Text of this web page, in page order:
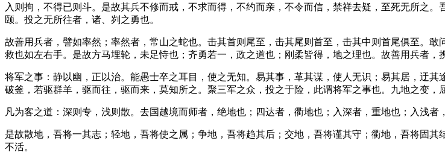
入则拘，不得已则斗。是故其兵不修而戒，不求而得，不约而亲，不令而信，禁祥去疑，至死无所之
颐。投之无所往者，诸、刿之勇也。
故善用兵者，譬如率然；率然者，常山之蛇也。击其首则尾至，击其尾则首至，击其中则首尾俱至。
救也如左右手。是故方马埋轮，未足恃也；齐勇若一，政之道也；刚柔皆得，地之理也。故善用兵者，
将军之事：静以幽，正以治。能愚士卒之耳目，使之无知。易其事，革其谋，使人无识；易其居，迂
破釜，若驱群羊，驱而往，驱而来，莫知所之。聚三军之众，投之于险，此谓将军之事也。九地之变，
凡为客之道：深则专，浅则散。去国越境而师者，绝地也；四达者，衢地也；入深者，重地也；入浅者
是故散地，吾将一其志；轻地，吾将使之属；争地，吾将趋其后；交地，吾将谨其守；衢地，吾将固
不活。